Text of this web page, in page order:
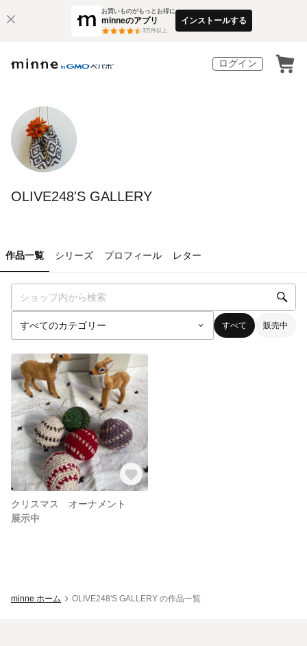
お買いものがもっとお得に
minneのアプリ
3万件以上
インストールする
ログイン
OLIVE248'S GALLERY
作品一覧 シリーズ プロフィール レター
すべて 販売中
クリスマス オーナメント
展示中
minne ホーム OLIVE248'S GALLERY の作品一覧